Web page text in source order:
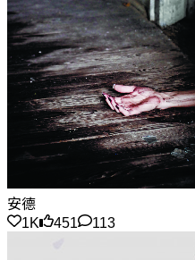
安德
1K
451 113